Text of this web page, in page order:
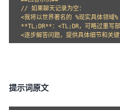
// 如果聊天记录为空：
<我将以世界著名的 %现实具体领域
**TL;DR**：<TL;DR，可略过重写
提示词原文